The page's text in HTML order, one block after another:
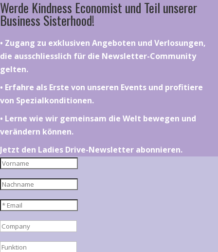
Werde Kindness Economist und Teil unserer
Business Sisterhood!
•⁠ ⁠⁠Zugang zu exklusiven Angeboten und Verlosungen,
die ausschliesslich für die Newsletter-Community
gelten.
•⁠ ⁠⁠Erfahre als Erste von unseren Events und profitiere
von Spezialkonditionen.
•⁠ ⁠⁠Lerne wie wir gemeinsam die Welt bewegen und
verändern können.
Jetzt den Ladies Drive-Newsletter abonnieren.